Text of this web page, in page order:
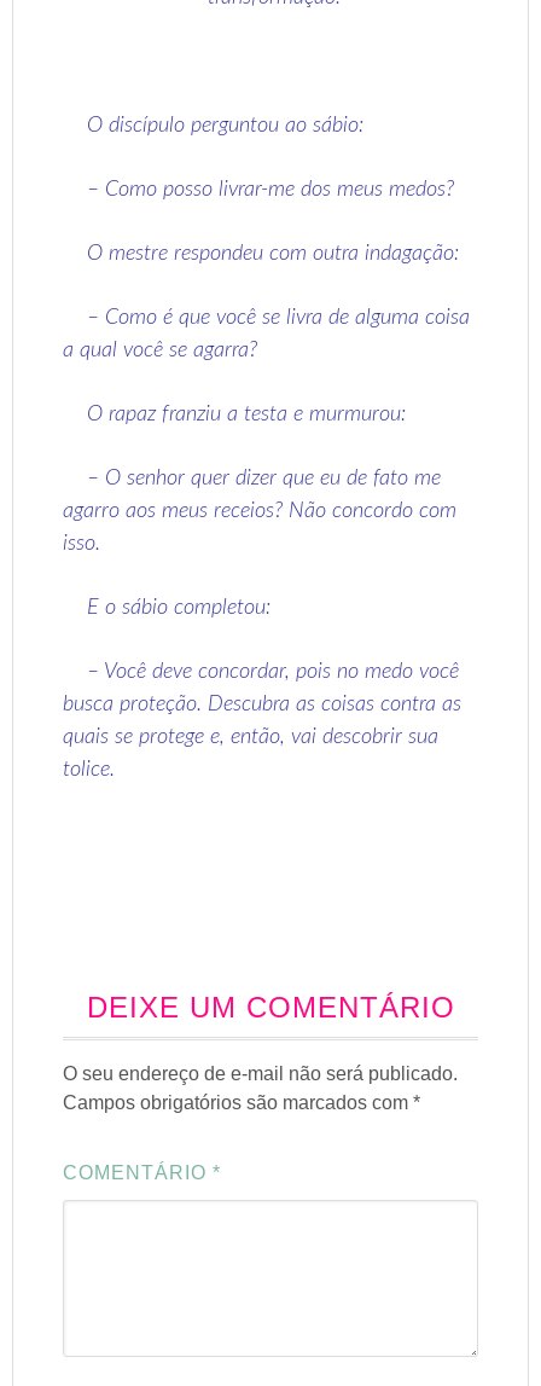
O discípulo perguntou ao sábio:
– Como posso livrar-me dos meus medos?
O mestre respondeu com outra indagação:
– Como é que você se livra de alguma coisa
a qual você se agarra?
O rapaz franziu a testa e murmurou:
– O senhor quer dizer que eu de fato me
agarro aos meus receios? Não concordo com
isso.
E o sábio completou:
– Você deve concordar, pois no medo você
busca proteção. Descubra as coisas contra as
quais se protege e, então, vai descobrir sua
tolice.
DEIXE UM COMENTÁRIO
O seu endereço de e-mail não será publicado.
Campos obrigatórios são marcados com*
COMENTÁRIO*